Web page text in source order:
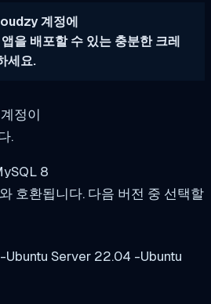
계정에
을 배포할 수 있는 충분한 크레
세요.
정이
.
8
호환됩니다. 다음 버전 중 선택할
Server 22.04 -Ubuntu